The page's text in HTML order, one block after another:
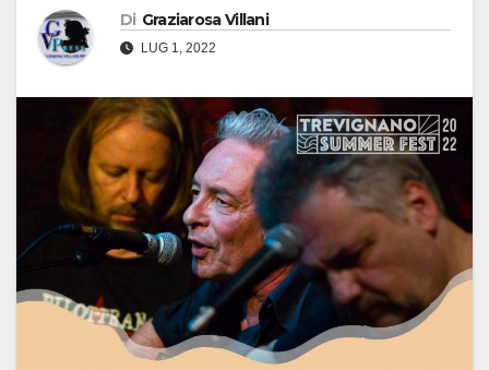
Di Graziarosa Villani
LUG 1, 2022